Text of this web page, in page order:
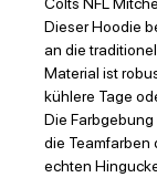
Colts NFL
Dieser Hoodie
an die
Material ist
kühlere Tage
Die
die Teamfarben
echten